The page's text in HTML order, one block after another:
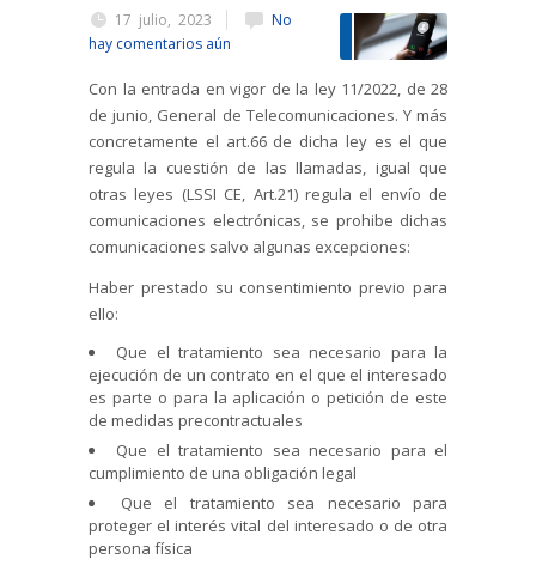
17 julio, 2023
No
hay comentarios aún
Con la entrada en vigor de la ley 11/2022, de 28
de junio, General de Telecomunicaciones. Y más
concretamente el art.66 de dicha ley es el que
regula la cuestión de las llamadas, igual que
otras leyes (LSSI CE, Art.21) regula el envío de
comunicaciones electrónicas, se prohibe dichas
comunicaciones salvo algunas excepciones:
Haber prestado su consentimiento previo para
ello:
Que el tratamiento sea necesario para la
ejecución de un contrato en el que el interesado
es parte o para la aplicación o petición de este
de medidas precontractuales
Que el tratamiento sea necesario para el
cumplimiento de una obligación legal
Que el tratamiento sea necesario para
proteger el interés vital del interesado o de otra
persona física